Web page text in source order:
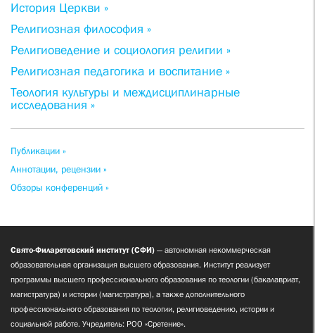
История Церкви »
Религиозная философия »
Религиоведение и социология религии »
Религиозная педагогика и воспитание »
Теология культуры и междисциплинарные
исследования »
Публикации »
Аннотации, рецензии »
Обзоры конференций »
Свято-Филаретовский институт (СФИ) — автономная некоммерческая
образовательная организация высшего образования. Институт реализует
программы высшего профессионального образования по теологии (бакалавриат,
магистратура) и истории (магистратура), а также дополнительного
профессионального образования по теологии, религиоведению, истории и
социальной работе. Учредитель: РОО «Сретение».